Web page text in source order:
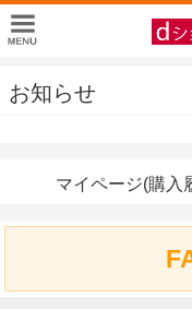
お知らせ
マイページ(購入